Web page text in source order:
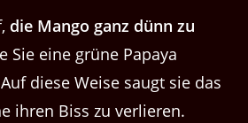
die Mango ganz dünn zu
Sie eine grüne Papaya
diese Weise saugt sie das
ihren Biss zu verlieren.